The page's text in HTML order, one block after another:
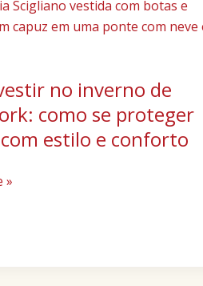
no inverno de
como se proteger
estilo e conforto
»